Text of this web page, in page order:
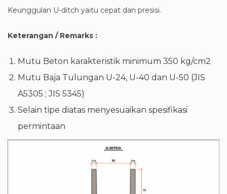
Keunggulan U-ditch yaitu cepat dan presisi.
Keterangan / Remarks :
Mutu Beton karakteristik minimum 350 kg/cm2
Mutu Baja Tulungan U-24, U-40 dan U-50 (JIS
A5305 ; JIS 5345)
Selain tipe diatas menyesuaikan spesifikasi
permintaan